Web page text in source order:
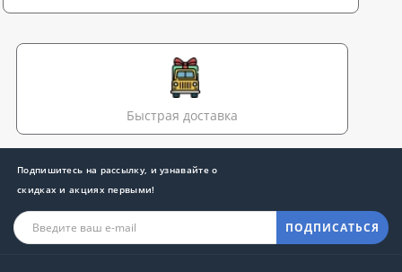
Быстрая доставка
Подпишитесь на рассылку, и узнавайте о
скидках и акциях первыми!
ПОДПИСАТЬСЯ